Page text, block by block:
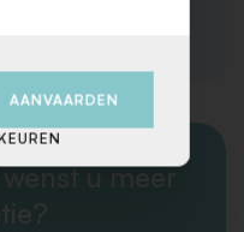
u meer
AANVAARDEN